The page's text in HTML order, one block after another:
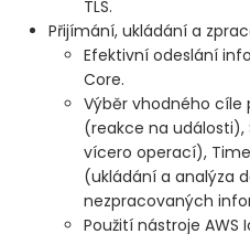
TLS.
Přijímání, ukládání a
Efektivní odeslání
Core.
Výběr vhodného cíle
(reakce na
vícero operací),
(ukládání a analýza
nezpracovaných
Použití nástroje AWS